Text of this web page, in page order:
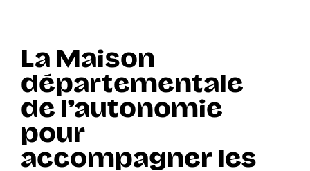
La Maison
départementale
de l’autonomie
pour
accompagner les